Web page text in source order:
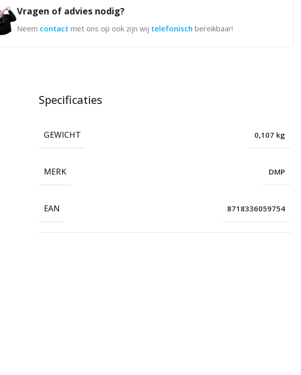
Vragen of advies nodig?
Neem contact met ons op ook zijn wij telefonisch bereikbaar!
Specificaties
GEWICHT 0,107 kg
MERK DMP
EAN 8718336059754